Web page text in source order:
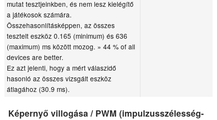
mutat tesztjeinkben, és nem lesz kielégítő
a játékosok számára.
Összehasonlításképpen, az összes
tesztelt eszköz 0.165 (minimum) és 636
(maximum) ms között mozog. » 44 % of all
devices are better.
Ez azt jelenti, hogy a mért válaszidő
hasonló az összes vizsgált eszköz
átlagához (30.9 ms).
Képernyő villogása / PWM (impulzusszélesség-